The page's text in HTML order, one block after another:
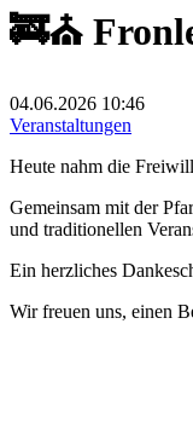
🚒⛪
04.06.2026 10:46
Veranstaltungen
Heute nahm die
Gemeinsam mit der
und traditionellen
Ein herzliches
Wir freuen uns, einen